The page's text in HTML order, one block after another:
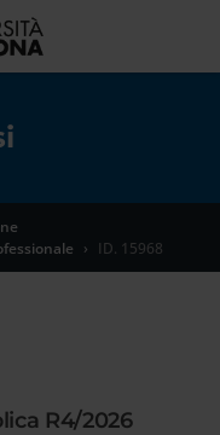
ID. 15968
R4/2026